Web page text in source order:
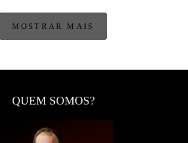
MOSTRAR MAIS
QUEM SOMOS?